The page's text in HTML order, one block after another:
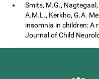
Smits, M.G.,
A.M.L., Kerkho, G.A.
insomnia in children: A
Journal of Child